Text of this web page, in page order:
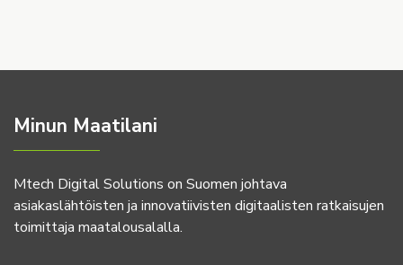
Minun Maatilani
Mtech Digital Solutions on Suomen johtava
asiakaslähtöisten ja innovatiivisten digitaalisten ratkaisujen
toimittaja maatalousalalla.